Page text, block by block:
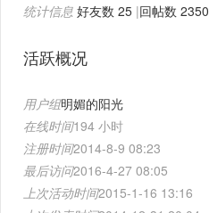
络
统计信息 好友数 25 |回帖数 2350
活跃概况
用户组明媚的阳光
在线时间194 小时
注册时间2014-8-9 08:23
最后访问2016-4-27 08:05
上次活动时间2015-1-16 13:16